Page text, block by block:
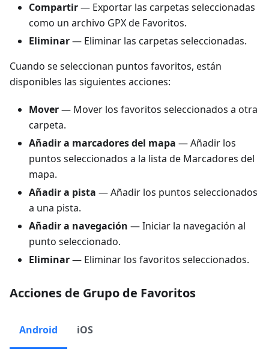
Compartir— Exportar las carpetas seleccionadas
como un archivo GPX de Favoritos.
Eliminar— Eliminar las carpetas seleccionadas.
Cuando se seleccionan puntos favoritos, están
disponibles las siguientes acciones:
Mover— Mover los favoritos seleccionados a otra
carpeta.
Añadir a marcadores del mapa — Añadir los
puntos seleccionados a la lista de Marcadores del
mapa.
Añadir a pista — Añadir los puntos seleccionados
a una pista.
Añadir a navegación — Iniciar la navegación al
punto seleccionado.
Eliminar— Eliminar los favoritos seleccionados.
Acciones de Grupo de Favoritos
Android iOS